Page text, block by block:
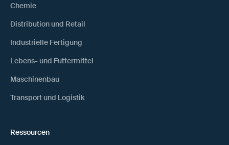
Chemie
Distribution und Retail
Industrielle Fertigung
Lebens- und Futtermittel
Maschinenbau
Transport und Logistik
Ressourcen